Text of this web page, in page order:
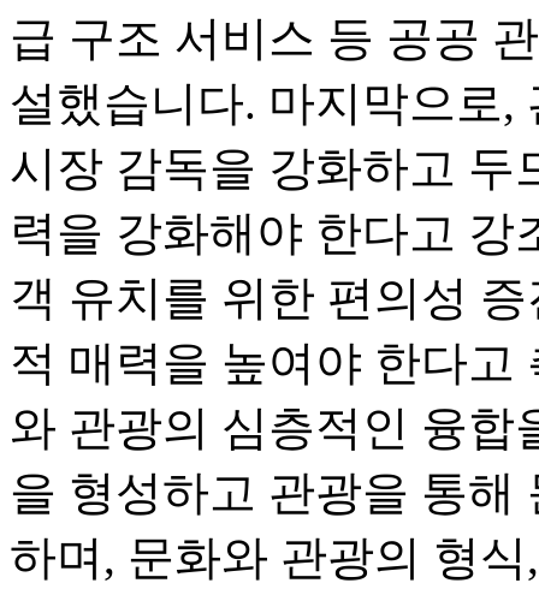
급 구조 서비스 등 공공
설했습니다. 마지막으로,
시장 감독을 강화하고 두
력을 강화해야 한다고 강
객 유치를 위한 편의성
적 매력을 높여야 한다고
와 관광의 심층적인 융합
을 형성하고 관광을 통해
하며, 문화와 관광의 형